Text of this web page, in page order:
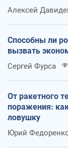
Алексей
Способны ли
вызвать
Сергей Фурса
От ракетного
поражения:
ловушку
Юрий